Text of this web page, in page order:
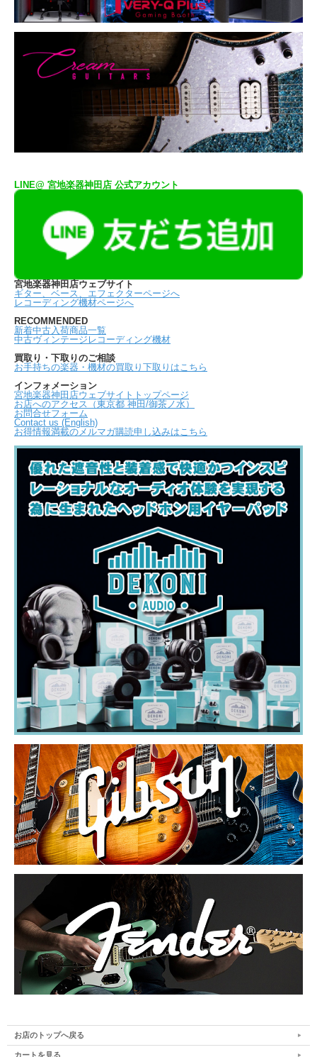
LINE@ 宮地楽器神田店 公式アカウント
宮地楽器神田店ウェブサイト
ギター、ベース、エフェクターページへ
レコーディング機材ページへ
RECOMMENDED
新着中古入荷商品一覧
中古ヴィンテージレコーディング機材
買取り・下取りのご相談
お手持ちの楽器・機材の買取り下取りはこちら
インフォメーション
宮地楽器神田店ウェブサイトトップページ
お店へのアクセス（東京都 神田/御茶ノ水）
お問合せフォーム
Contact us (English)
お得情報満載のメルマガ購読申し込みはこちら
お店のトップへ戻る
カートを見る